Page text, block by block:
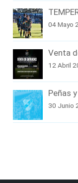
04 Mayo
Venta
12 Abril
Peñas
30 Junio